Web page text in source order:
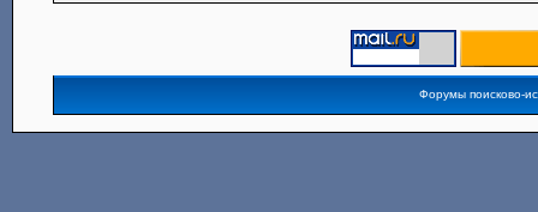
Форумы поисково-